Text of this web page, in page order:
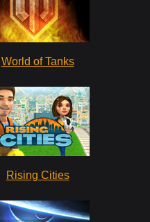
World of Tanks
Rising Cities